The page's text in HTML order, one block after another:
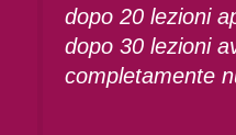
dopo 20 lezioni
dopo 30 lezioni
completamente